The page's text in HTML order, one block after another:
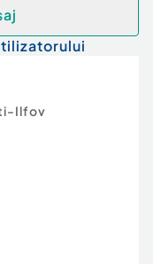
Ilfov